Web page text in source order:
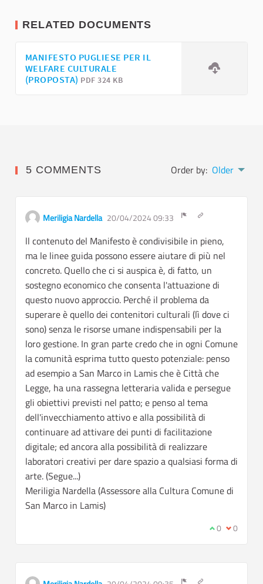
RELATED DOCUMENTS
MANIFESTO PUGLIESE PER IL
WELFARE CULTURALE
(PROPOSTA) PDF 324 KB
5 COMMENTS Order by: Older
Meriligia Nardella 20/04/2024 09:33 Get link to single
ll contenuto del Manifesto è condivisibile in pieno,
ma le linee guida possono essere aiutare di più nel
concreto. Quello che ci si auspica è, di fatto, un
sostegno economico che consenta l'attuazione di
questo nuovo approccio. Perché il problema da
superare è quello dei contenitori culturali (lì dove ci
sono) senza le risorse umane indispensabili per la
loro gestione. In gran parte credo che in ogni Comune
la comunità esprima tutto questo potenziale: penso
ad esempio a San Marco in Lamis che è Città che
Legge, ha una rassegna letteraria valida e persegue
gli obiettivi previsti nel patto; e penso al tema
dell'invecchiamento attivo e alla possibilità di
continuare ad attivare dei punti di facilitazione
digitale; ed ancora alla possibilità di realizzare
laboratori creativi per dare spazio a qualsiasi forma di
arte. (Segue...)
Meriligia Nardella (Assessore alla Cultura Comune di
San Marco in Lamis)
I agree with
0 I 0
Get link to single